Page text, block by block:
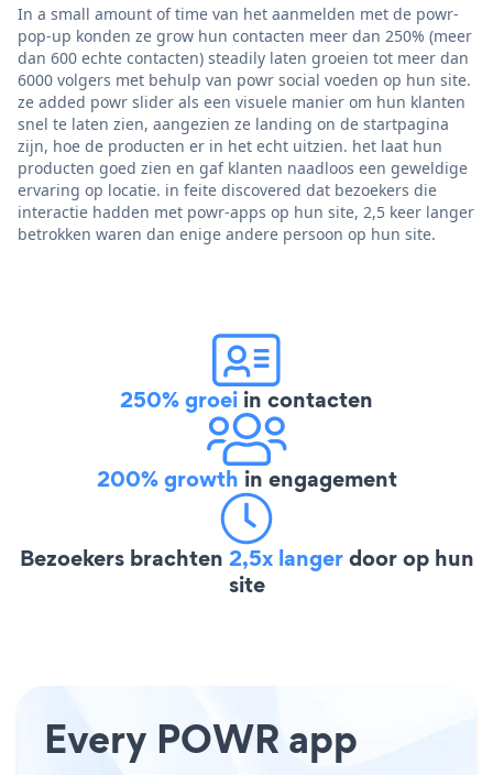
In a small amount of time van het aanmelden met de powr-
pop-up konden ze grow hun contacten meer dan 250% (meer
dan 600 echte contacten) steadily laten groeien tot meer dan
6000 volgers met behulp van powr social voeden op hun site.
ze added powr slider als een visuele manier om hun klanten
snel te laten zien, aangezien ze landing on de startpagina
zijn, hoe de producten er in het echt uitzien. het laat hun
producten goed zien en gaf klanten naadloos een geweldige
ervaring op locatie. in feite discovered dat bezoekers die
interactie hadden met powr-apps op hun site, 2,5 keer langer
betrokken waren dan enige andere persoon op hun site.
250% groei in contacten
200% growth in engagement
Bezoekers brachten 2,5x langerdoor op hun
site
Every POWR app